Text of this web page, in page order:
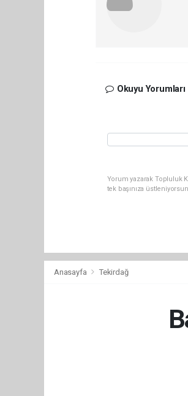
Okuyu Yorumları
Yorum yazarak Topluluk
tek başınıza
Anasayfa Tekirdağ